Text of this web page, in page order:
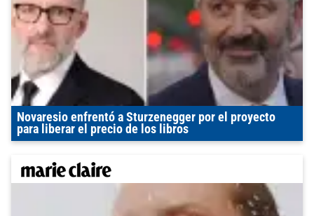
Novaresio enfrentó a Sturzenegger por el proyecto
para liberar el precio de los libros